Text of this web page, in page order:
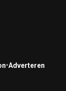
•Adverteren